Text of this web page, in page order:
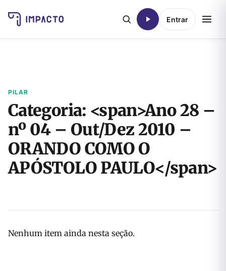
Entrar
PILAR
Categoria: <span>Ano 28 –
nº 04 – Out/Dez 2010 –
ORANDO COMO O
APÓSTOLO PAULO</span>
Nenhum item ainda nesta seção.